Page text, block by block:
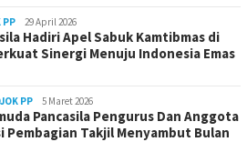
PP 29 April 2026
Hadiri Apel Sabuk Kamtibmas di
Sinergi Menuju Indonesia Emas
PP 5 Maret 2026
Pancasila Pengurus Dan Anggota
Pembagian Takjil Menyambut Bulan